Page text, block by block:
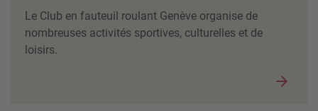
Le Club en fauteuil roulant Genève organise de
nombreuses activités sportives, culturelles et de
loisirs.